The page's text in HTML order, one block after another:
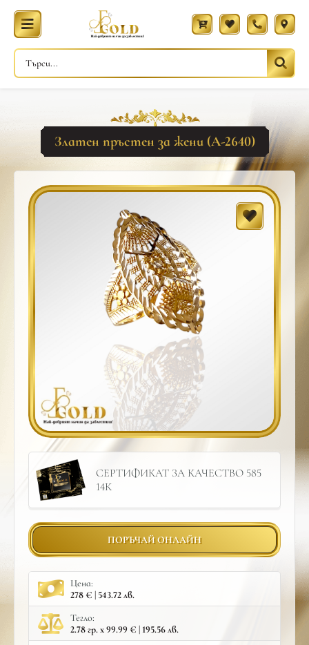
Златен пръстен за жени (A-2640)
СЕРТИФИКАТ ЗА КАЧЕСТВО 585
14К
ПОРЪЧАЙ ОНЛАЙН
Цена:
278 € | 543.72 лв.
Тегло:
2.78 гр. x 99.99 € | 195.56 лв.